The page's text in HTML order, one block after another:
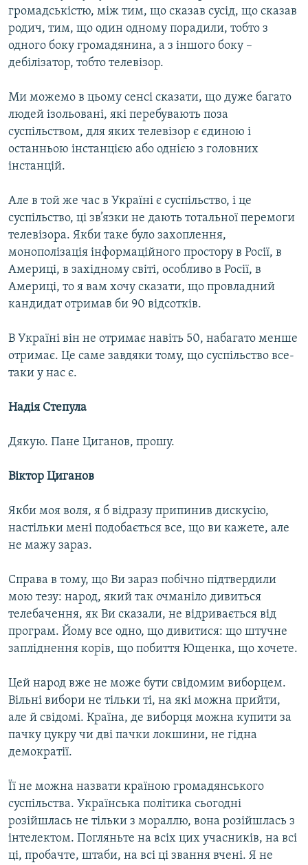
громадськістю, між тим, що сказав сусід, що сказав
родич, тим, що один одному порадили, тобто з
одного боку громадянина, а з іншого боку –
дебілізатор, тобто телевізор.
Ми можемо в цьому сенсі сказати, що дуже багато
людей ізольовані, які перебувають поза
суспільством, для яких телевізор є єдиною і
останньою інстанцією або однією з головних
інстанцій.
Але в той же час в Україні є суспільство, і це
суспільство, ці зв’язки не дають тотальної перемоги
телевізора. Якби таке було захоплення,
монополізація інформаційного простору в Росії, в
Америці, в західному світі, особливо в Росії, в
Америці, то я вам хочу сказати, що провладний
кандидат отримав би 90 відсотків.
В Україні він не отримає навіть 50, набагато менше
отримає. Це саме завдяки тому, що суспільство все-
таки у нас є.
Надія Степула
Дякую. Пане Циганов, прошу.
Віктор Циганов
Якби моя воля, я б відразу припинив дискусію,
настільки мені подобається все, що ви кажете, але
не мажу зараз.
Справа в тому, що Ви зараз побічно підтвердили
мою тезу: народ, який так очманіло дивиться
телебачення, як Ви сказали, не відривається від
програм. Йому все одно, що дивитися: що штучне
запліднення корів, що побиття Ющенка, що хочете.
Цей народ вже не може бути свідомим виборцем.
Вільні вибори не тільки ті, на які можна прийти,
але й свідомі. Країна, де виборця можна купити за
пачку цукру чи дві пачки локшини, не гідна
демократії.
Її не можна назвати країною громадянського
суспільства. Українська політика сьогодні
розійшлась не тільки з мораллю, вона розійшлась з
інтелектом. Погляньте на всіх цих учасників, на всі
ці, пробачте, штаби, на всі ці звання вчені. Я не